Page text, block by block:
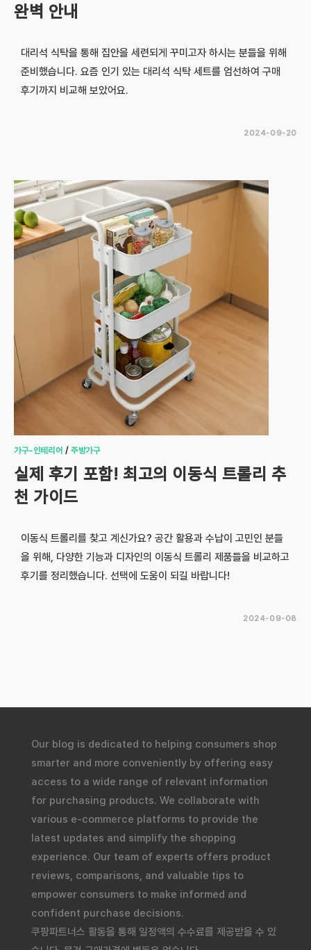
완벽 안내
대리석 식탁을 통해 집안을 세련되게 꾸미고자 하시는 분들을 위해
준비했습니다. 요즘 인기 있는 대리석 식탁 세트를 엄선하여 구매
후기까지 비교해 보았어요.
2024-09-20
가구-인테리어 /주방가구
실제 후기 포함! 최고의 이동식 트롤리 추
천 가이드
이동식 트롤리를 찾고 계신가요? 공간 활용과 수납이 고민인 분들
을 위해, 다양한 기능과 디자인의 이동식 트롤리 제품들을 비교하고
후기를 정리했습니다. 선택에 도움이 되길 바랍니다!
2024-09-08
Our blog is dedicated to helping consumers shop
smarter and more conveniently by offering easy
access to a wide range of relevant information
for purchasing products. We collaborate with
various e-commerce platforms to provide the
latest updates and simplify the shopping
experience. Our team of experts offers product
reviews, comparisons, and valuable tips to
empower consumers to make informed and
confident purchase decisions.
쿠팡파트너스 활동을 통해 일정액의 수수료를 제공받을 수 있